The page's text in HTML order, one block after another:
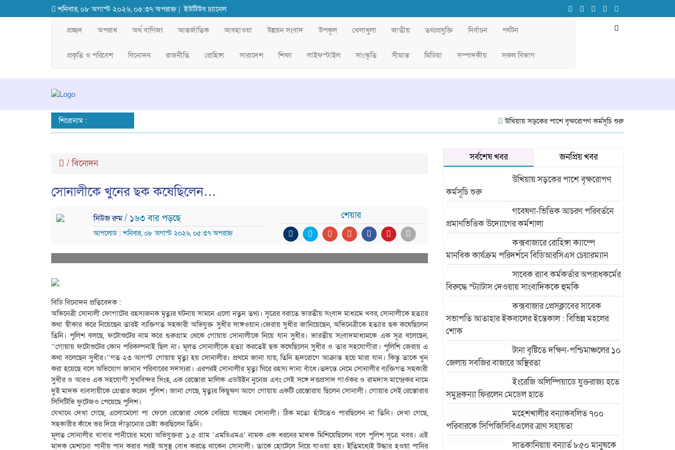
শনিবার, ০৮ অগাস্ট ২০২৬, ০৫:৩৭ অপরাহ্ন | ইউটিউব চ্যানেল
প্রচ্ছদ অপরাধ অর্থ বাণিজ্য আন্তর্জাতিক আবহাওয়া উন্নয়ন সংবাদ উপকূল খেলাধুলা জাতীয় তথ্যপ্রযুক্তি নির্বাচন পর্যটন
প্রকৃতি ও পরিবেশ বিনোদন রাজনীতি রোহিঙ্গা সারাদেশ শিক্ষা লাইফস্টাইল সাংস্কৃতি সীমান্ত মিডিয়া সম্পাদকীয় সকল বিভাগ
শিরোনাম : উখিয়ায় সড়কের পাশে বৃক্ষরোপণ কর্মসূচি শুরু
/বিনোদন
সোনালীকে খুনের ছক কষেছিলেন…
নিউজ রুম/ ১৬৩ বার পড়ছে
আপলোড : শনিবার, ০৮ অগাস্ট ২০২৬, ০৫:৩৭ অপরাহ্ন
শেয়ার
বিডি বিনোদন প্রতিবেদক :
অভিনেত্রী সোনালী ফোগাটের রহস্যজনক মৃত্যুর ঘটনায় সামনে এলো নতুন তথ্য। সূত্রের বরাতে ভারতীয় সংবাদ মাধ্যমে খবর, সোনালীকে হত্যার
কথা স্বীকার করে নিয়েছেন তারই ব্যক্তিগত সহকারী অভিযুক্ত সুধীর সাঙ্গওয়ান।জেরায় সুধীর জানিয়েছেন, অভিনেত্রীকে হত্যার ছক কষেছিলেন
তিনি। পুলিশ বলছে, ফটোশুটের নাম করে গুরুগ্রাম থেকে গোয়ায় সোনালীকে নিয়ে যান সুধীর। ভারতীয় সংবাদমাধ্যমকে এক সূত্র বলেছেন,
‘‘গোয়ায় ফটোশুটের কোন পরিকল্পনাই ছিল না। মূলত সোনালীকে হত্যা করতেই ছক কষেছিলেন সুধীর ও তার সহযোগীরা। পুলিশি জেরায় এ
কথা বলেছেন সুধীর।’’গত ২৩ আগস্ট গোয়ায় মৃত্যু হয় সোনালীর। প্রথমে জানা যায়, তিনি হৃদরোগে আক্রান্ত হয়ে মারা যান। কিন্তু তাকে খুন
করা হয়েছে বলে অভিযোগ জানান পরিবারের সদস্যরা। এরপরই সোনালীর মৃত্যু ঘিরে রহস্য দানা বাঁধে।তদন্তে নেমে সোনালীর ব্যক্তিগত সহকারী
সুধীর ও আরও এক সহযোগী সুখবিন্দর সিংহ, এক রেস্তোরা মালিক এডউইন নুনেজ এবং সেই সঙ্গে দত্তপ্রসাদ গাওঁকর ও রামদাস মান্দ্রেকর নামে
দুই মাদক ব্যবসায়ীকে গ্রেপ্তার করেন পুলিশ। জানা গেছে, মৃত্যুর কিছুক্ষণ আগে গোয়ায় একটি রেস্তোরায় ছিলেন সোনালী। গোয়ার সেই রেস্তোরার
সিসিটিভি ফুটেজও পেয়েছে পুলিশ।
যেখানে দেখা গেছে, এলোমেলো পা ফেলে রেস্তোরা থেকে বেরিয়ে যাচ্ছেন সোনালী। ঠিক মতো হাঁটতেও পারছিলেন না তিনি। দেখা গেছে,
সহকারীর কাঁধে ভর দিয়ে দাঁড়ানোর চেষ্টা করছিলেন তিনি।
মূলত সোনালীর খাবার পানীয়ের মধ্যে অভিযুক্তরা ১.৫ গ্রাম ‘এমডিএমএ’ নামক এক ধরনের মাদক মিশিয়েছিলেন বলে পুলিশ সূত্রে খবর। এই
মাদক মেশানো পানীয় পান করার পরই অসুস্থ বোধ করতে থাকেন সোনালী। তাকে হোটেলে নিয়ে যাওয়া হয়। ইতিমধ্যেই উদ্ধার হওয়া পানির
সর্বশেষ খবর
জনপ্রিয় খবর
উখিয়ায় সড়কের পাশে বৃক্ষরোপণ
কর্মসূচি শুরু
গবেষণা-ভিত্তিক আচরণ পরিবর্তনে
প্রমাণভিত্তিক উদ্যোগের কর্মশালা
কক্সবাজারে রোহিঙ্গা ক্যাম্পে
মানবিক কার্যক্রম পরিদর্শনে বিডিআরসিএস চেয়ারম্যান
সাবেক র‍্যাব কর্মকর্তার অপরাধকর্মের
বিরুদ্ধে স্ট্যাটাস দেওয়ায় সাংবাদিককে হুমকি
কক্সবাজার প্রেসক্লাবের সাবেক
সভাপতি আতাহার ইকবালের ইন্তেকাল : বিভিন্ন মহলের
শোক
টানা বৃষ্টিতে দক্ষিণ-পশ্চিমাঞ্চলের ১০
জেলায় সবজির বাজারে অস্থিরতা
ইংরেজি অলিম্পিয়াডে যুক্তরাজ্য হতে
সমুদ্রকন্যা ফিরলেন মেডেল হাতে
মহেশখালীর বন্যাকবলিত ৭০০
পরিবারকে সিপিজিসিবিএলের ত্রাণ সহায়তা
সাতকানিয়ায় বন্যার্ত ৮৫০ মানুষকে